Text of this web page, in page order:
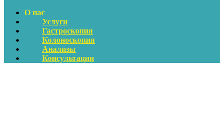
О нас
Услуги
Гастроскопия
Колоноскопия
Анализы
Консультации